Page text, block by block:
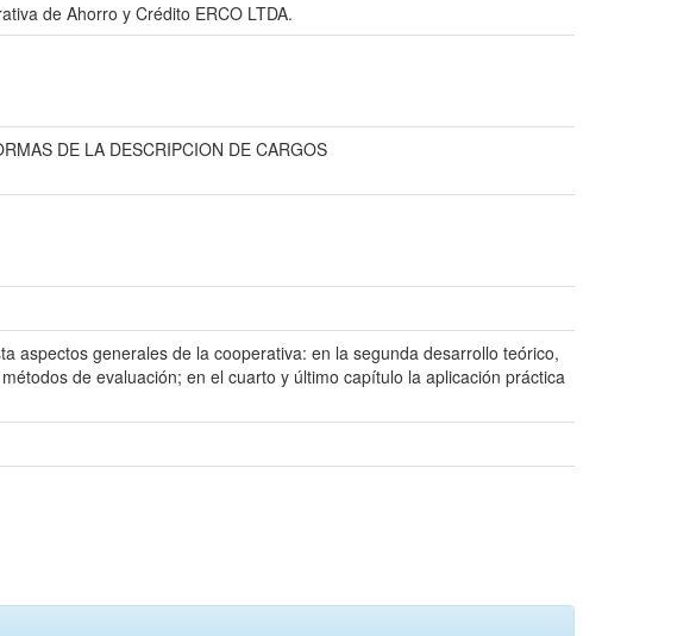
de Ahorro y Crédito ERCO LTDA.
DE LA DESCRIPCION DE CARGOS
aspectos generales de la cooperativa: en la segunda desarrollo teórico,
de evaluación; en el cuarto y último capítulo la aplicación práctica